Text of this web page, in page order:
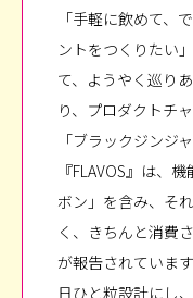
「手軽に飲めて、
ントをつくりたい
て、ようやく巡り
り、プロダクトチ
「ブラックジンジ
『FLAVOS』は、
ボン」を含み、そ
く、きちんと消費
が報告されていま
日ひと粒設計にし